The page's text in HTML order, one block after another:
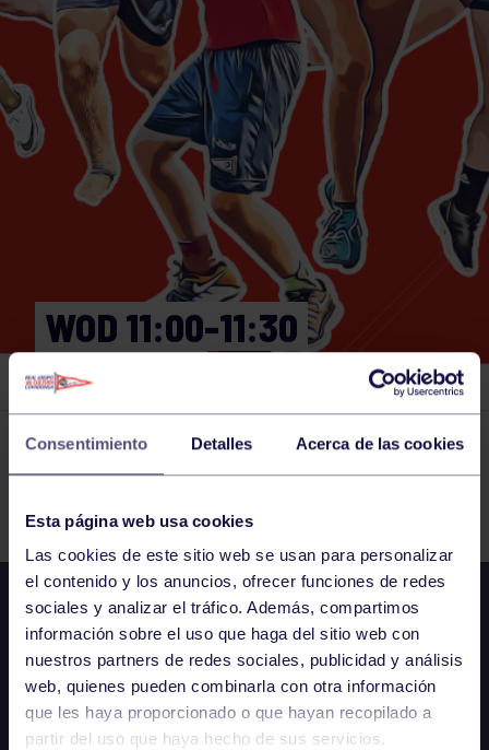
Consentimiento Detalles Acerca de las cookies
Esta página web usa cookies
Las cookies de este sitio web se usan para personalizar
el contenido y los anuncios, ofrecer funciones de redes
sociales y analizar el tráfico. Además, compartimos
información sobre el uso que haga del sitio web con
nuestros partners de redes sociales, publicidad y análisis
web, quienes pueden combinarla con otra información
que les haya proporcionado o que hayan recopilado a
partir del uso que haya hecho de sus servicios.
WOD 11:00-11:30
GIMNASIO